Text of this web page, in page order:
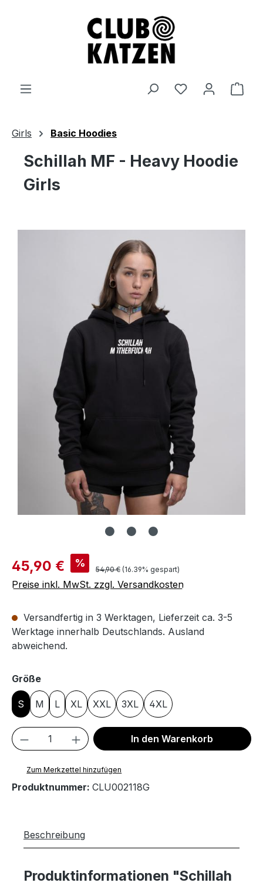
Girls Basic Hoodies
Schillah MF - Heavy Hoodie
Girls
Verkaufspreis:
45,90 € % Regulärer Preis:
54,90 € (16.39% gespart)
Preise inkl. MwSt. zzgl. Versandkosten
Versandfertig in 3 Werktagen, Lieferzeit ca. 3-5
Werktage innerhalb Deutschlands. Ausland
abweichend.
Größeauswählen
S M L XL XXL 3XL 4XL
Produkt Anzahl: Gib den gewünschten
In den Warenkorb
Zum Merkzettel hinzufügen
Produktnummer: CLU002118G
Beschreibung
Produktinformationen "Schillah